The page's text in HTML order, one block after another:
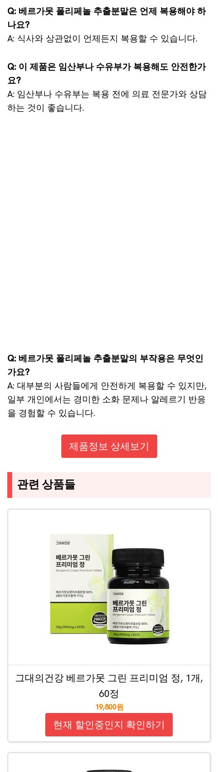
Q: 베르가못 폴리페놀 추출분말은 언제 복용해야 하
나요?
A: 식사와 상관없이 언제든지 복용할 수 있습니다.
Q: 이 제품은 임산부나 수유부가 복용해도 안전한가
요?
A: 임산부나 수유부는 복용 전에 의료 전문가와 상담
하는 것이 좋습니다.
Q: 베르가못 폴리페놀 추출분말의 부작용은 무엇인
가요?
A: 대부분의 사람들에게 안전하게 복용할 수 있지만,
일부 개인에서는 경미한 소화 문제나 알레르기 반응
을 경험할 수 있습니다.
제품정보 상세보기
관련 상품들
그대의건강 베르가못 그린 프리미엄 정, 1개,
60정
19,800원
현재 할인중인지 확인하기